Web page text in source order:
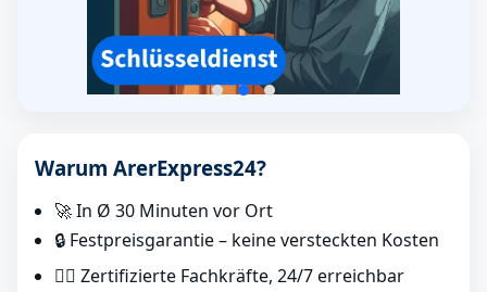
Warum ArerExpress24?
🚀 In Ø 30 Minuten vor Ort
🔒 Festpreisgarantie – keine versteckten Kosten
👷‍♂️ Zertifizierte Fachkräfte, 24/7 erreichbar